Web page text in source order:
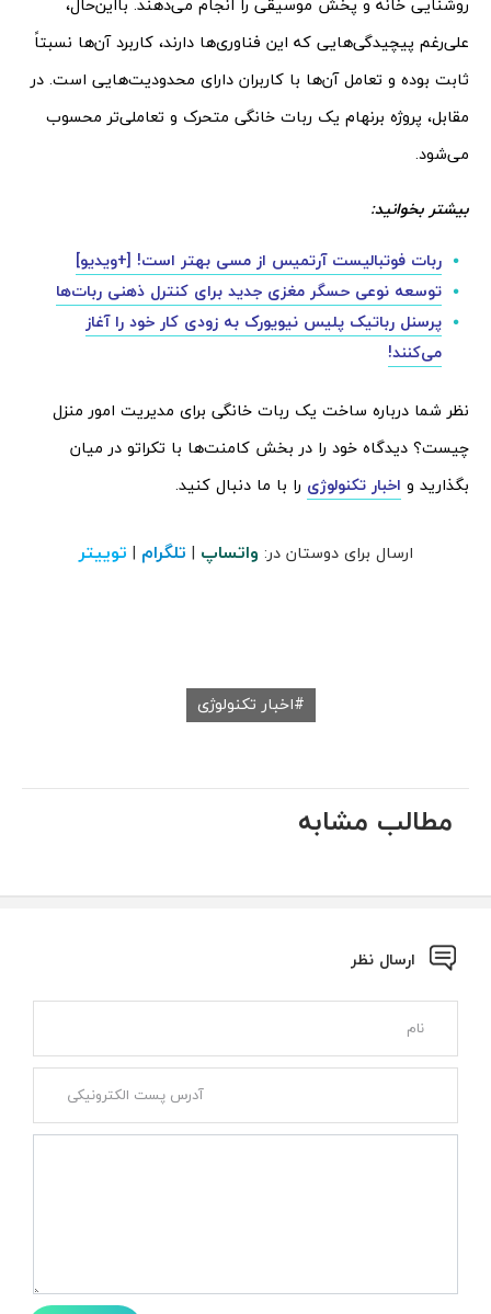
علی‌رغم پیچیدگی‌هایی که این فناوری‌ها دارند، کاربرد آن‌ها نسبتاً
ثابت بوده و تعامل آن‌ها با کاربران دارای محدودیت‌هایی است. در
مقابل، پروژه برنهام یک ربات خانگی متحرک و تعاملی‌تر محسوب
می‌شود.
بیشتر بخوانید:
ربات فوتبالیست آرتمیس از مسی بهتر است! [+ویدیو]
توسعه نوعی حسگر مغزی جدید برای کنترل ذهنی ربات‌ها
پرسنل رباتیک پلیس نیویورک به زودی کار خود را آغاز
می‌کنند!
نظر شما درباره‌ ساخت یک ربات خانگی برای مدیریت امور منزل
چیست؟ دیدگاه خود را در بخش کامنت‌ها با تکراتو در میان
بگذارید و اخبار تکنولوژی را با ما دنبال کنید.
ارسال برای دوستان در: واتساپ | تلگرام | توییتر
اخبار تکنولوژی
مطالب مشابه
ارسال نظر